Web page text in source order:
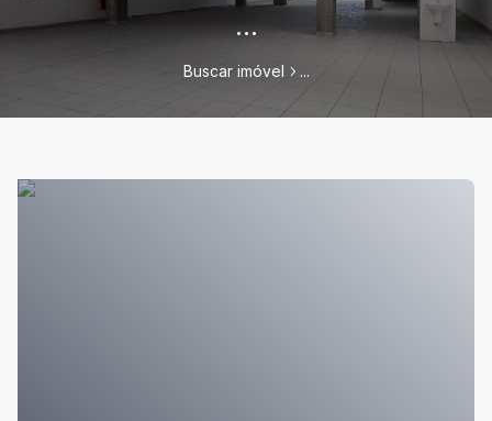
...
Buscar imóvel ...